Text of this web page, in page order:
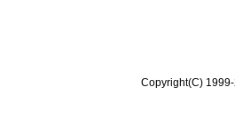
Copyright(C)